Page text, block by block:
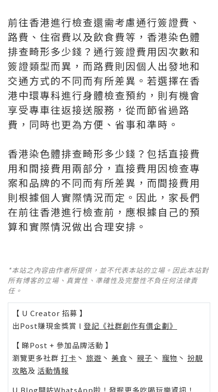
前往香港進行檢查還需考慮通行簽證費、
路費、住宿費以及飲食費等，香港染色體
排查畸形多少錢？通行簽證費用因次數和
簽證類型而異，而路費則因個人出發地和
交通方式的不同而有所差異。若選擇在香
港中環專科進行身體檢查預約，則有機會
享受專車往返接送服務，從而節省過路
費，同時也更為方便、省事和準時。
香港染色體排查畸形多少錢？包括直接費
用和間接費用兩部分，直接費用因檢查專
案和品牌的不同而有所差異，而間接費用
則根據個人實際情況而定。因此，家長們
在前往香港進行檢查前，應根據自己的預
算和實際情況做出合理安排。
*本站之內容由作者所提供，並不代表本站的立場。因此本站對
所有博客的立場、真實性、準確性及完整性不負任何法律責
任。
【 U Creator 招募 】
出Post賺現金獎賞 l 登記《社群創作有價企劃》
【 睇Post + 參加品牌活動 】
瀏覽更多社群 打卡 丶 旅遊 丶 美食 丶 親子 丶 寵物 丶 扮靚
攻略及 活動情報
U Blog開咗WhatsApp啦！發掘更多吃喝玩樂資訊！